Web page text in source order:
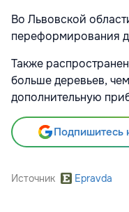
Во Львовской
переформирования
Также
больше деревьев,
дополнительную
Подпишитесь
Источник Epravda